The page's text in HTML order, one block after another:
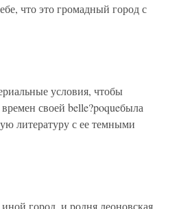
что это громадный город с
условия, чтобы
своей belle?poqueбыла
литературу с ее темными
город, и родня леоновская